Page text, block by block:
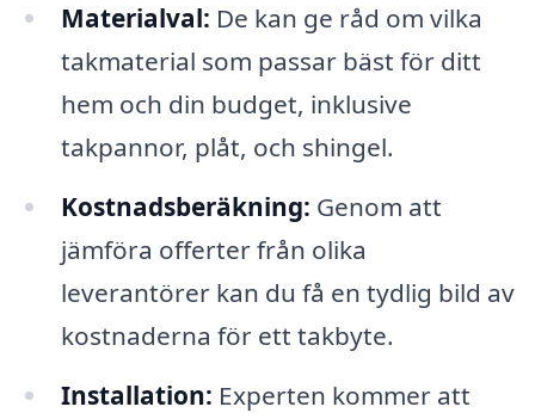
Materialval: De kan ge råd om vilka
takmaterial som passar bäst för ditt
hem och din budget, inklusive
takpannor, plåt, och shingel.
Kostnadsberäkning: Genom att
jämföra offerter från olika
leverantörer kan du få en tydlig bild av
kostnaderna för ett takbyte.
Installation: Experten kommer att